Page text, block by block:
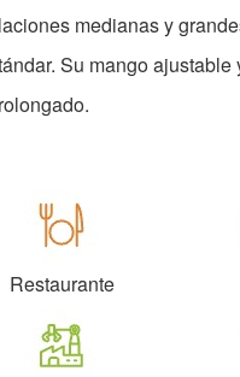
medianas y
Su mango
Restaurante